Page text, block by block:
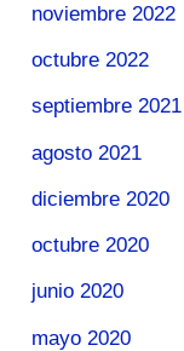
noviembre 2022
octubre 2022
septiembre 2021
agosto 2021
diciembre 2020
octubre 2020
junio 2020
mayo 2020